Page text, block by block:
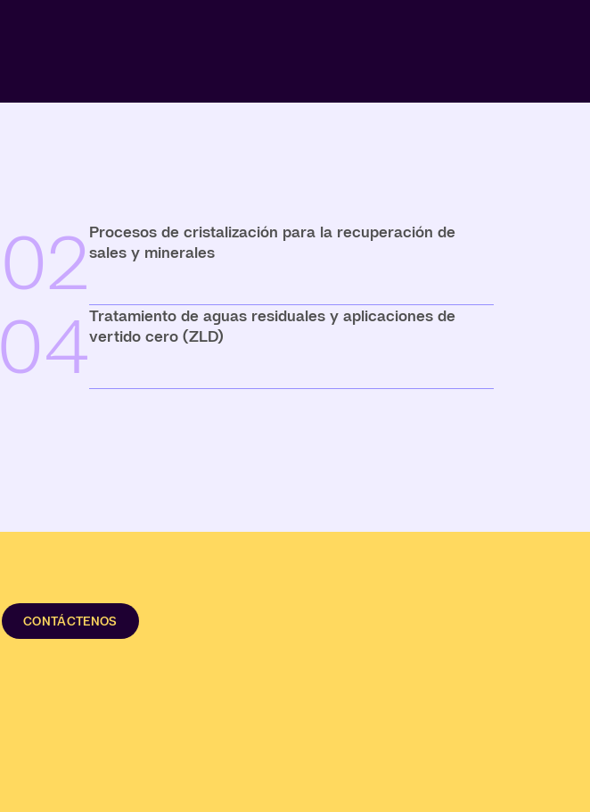
02Procesos de cristalización para la recuperación de
sales y minerales
04Tratamiento de aguas residuales y aplicaciones de
vertido cero (ZLD)
CONTÁCTENOS